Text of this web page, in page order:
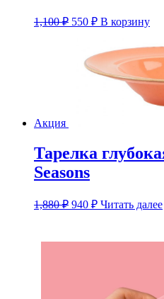
1,100₽ Первоначальная
1,100 ₽.
550 ₽Текущая
цена:
550 ₽.
В корзину
Акция
Тарелка
Seasons
1,880₽ Первоначальная
1,880 ₽.
940 ₽Текущая
Читать далее